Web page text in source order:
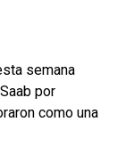
semana
por
como una